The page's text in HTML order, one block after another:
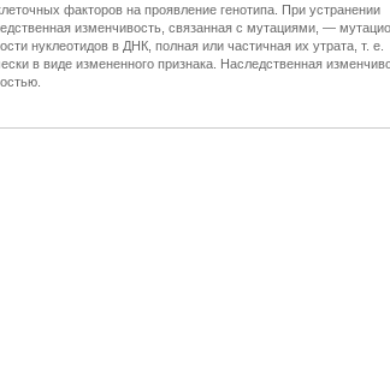
факторов на проявление генотипа. При устранении
изменчивость, связанная с мутациями, —
нуклеотидов в ДНК, полная или частичная их утрата, т. е.
в виде измененного признака. Наследственная